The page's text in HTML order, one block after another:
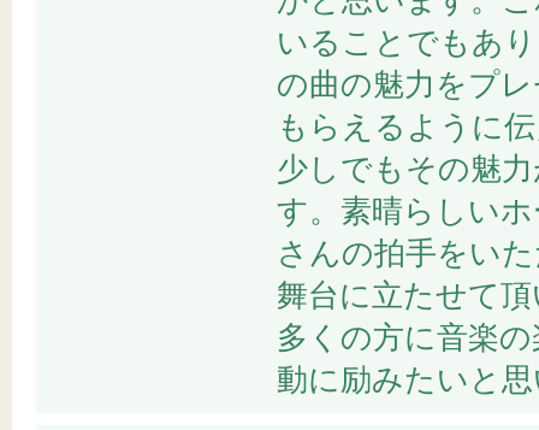
いることでもあ
の曲の魅力をプ
もらえるように
少しでもその魅
す。素晴らしい
さんの拍手をい
舞台に立たせて
多くの方に音楽
動に励みたいと